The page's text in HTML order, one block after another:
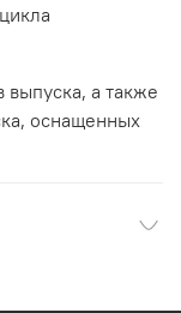
выпуска, а также
оснащенных